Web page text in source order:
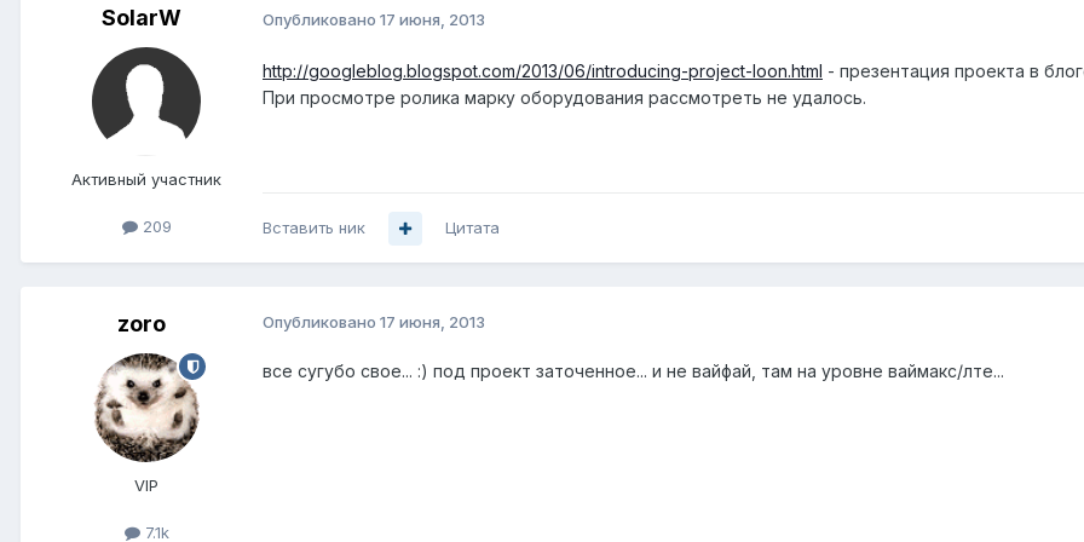
SolarW
Активный участник
209
Опубликовано 17 июня, 2013
http://googleblog.blogspot.com/2013/06/introducing-project-loon.html - презентация проекта в
При просмотре ролика марку оборудования рассмотреть не удалось.
Вставить ник Цитата
zoro
VIP
7.1k
Опубликовано 17 июня, 2013
все сугубо свое... :) под проект заточенное... и не вайфай, там на уровне ваймакс/лте...